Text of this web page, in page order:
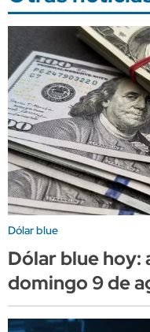
Dólar blue
Dólar blue hoy:
domingo 9 de